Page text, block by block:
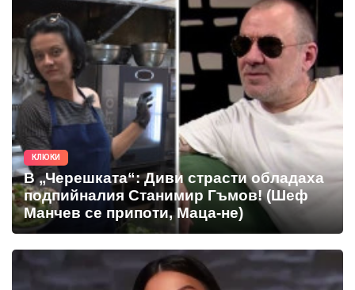
КЛЮКИ
В „Черешката“: Диви страсти обладаха
подпийналия Станимир Гъмов! (Шеф
Манчев се припоти, Маца-не)